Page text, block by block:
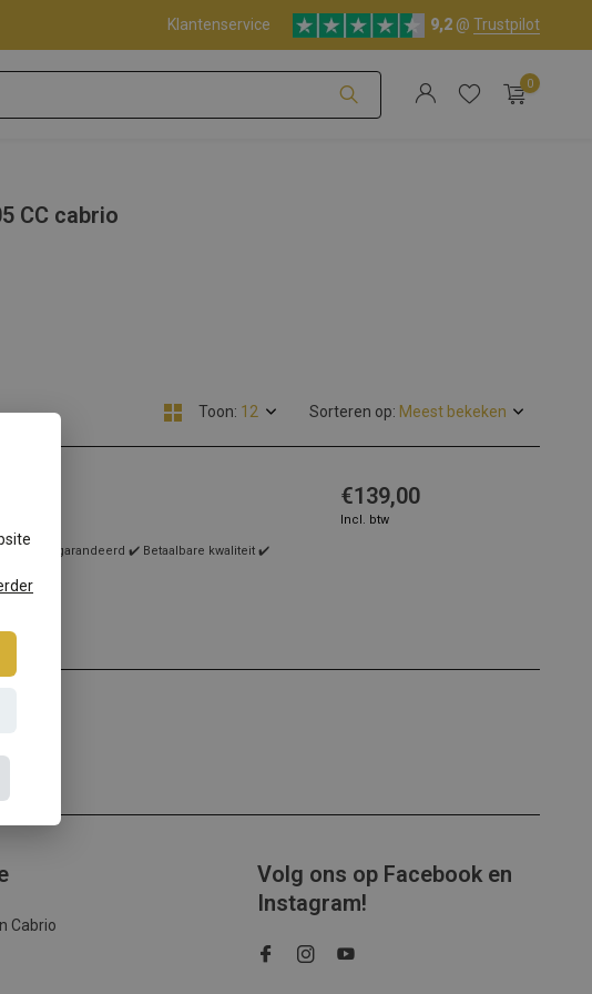
Klantenservice 9,2 @ Trustpilot
0
CC cabrio
Toon: Sorteren op:
gegarandeerd ✔️ Betaalbare kwaliteit ✔️
€139,00
Incl. btw
Cabrio
Volg ons op Facebook en
Instagram!